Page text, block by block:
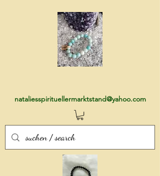
nataliesspirituellermarktstand@yahoo.com